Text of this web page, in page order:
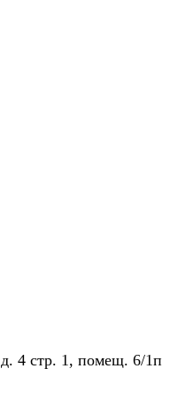
4 стр. 1, помещ. 6/1п